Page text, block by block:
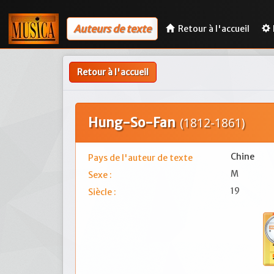
Auteurs de texte Retour à l'accueil
Retour à l'accueil
Hung-So-Fan (1812-1861)
Pays de l'auteur de texte
Chine
Sexe :
M
Siècle :
19